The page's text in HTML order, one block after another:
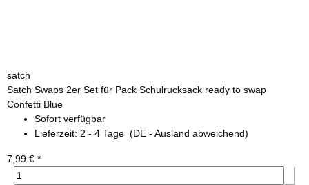
satch
Satch Swaps 2er Set für Pack Schulrucksack ready to swap
Confetti Blue
Sofort verfügbar
Lieferzeit: 2 - 4 Tage (DE - Ausland abweichend)
7,99 € *